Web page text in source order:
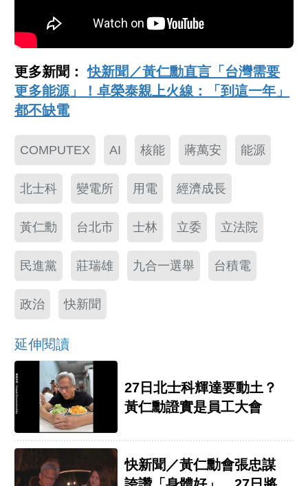
更多新聞：快新聞／黃仁勳直言「台灣需要
更多能源」！卓榮泰親上火線：「到這一年」
都不缺電
COMPUTEX AI 核能 蔣萬安 能源
北士科 變電所 用電 經濟成長
黃仁勳 台北市 士林 立委 立法院
民進黨 莊瑞雄 九合一選舉 台積電
政治 快新聞
延伸閱讀
27日北士科輝達要動土？
黃仁勳證實是員工大會
快新聞／黃仁勳會張忠謀